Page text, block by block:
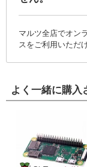
マルツ全店でオン
スをご利用いただ
よく一緒に購入